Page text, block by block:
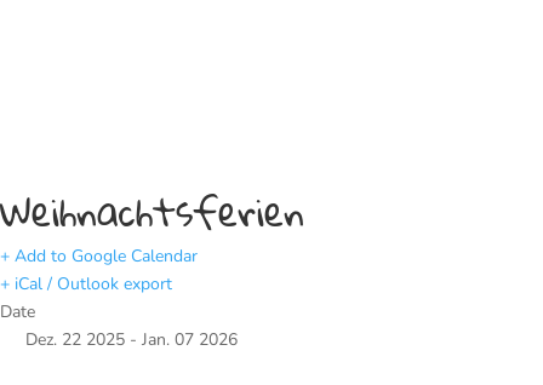
Weihnachtsferien
+ Add to Google Calendar
+ iCal / Outlook export
Date
Dez. 22 2025 - Jan. 07 2026